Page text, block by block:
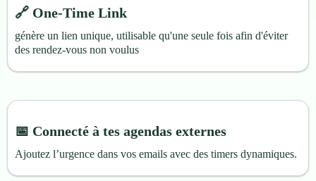
🔗 One-Time Link
génère un lien unique, utilisable qu'une seule fois afin d'éviter
des rendez-vous non voulus
📅 Connecté à tes agendas externes
Ajoutez l’urgence dans vos emails avec des timers dynamiques.